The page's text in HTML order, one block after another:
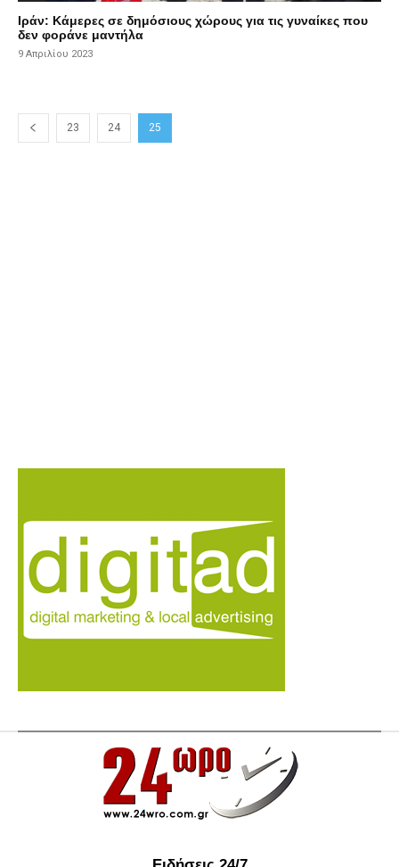
Ιράν: Kάμερες σε δημόσιους χώρους για τις γυναίκες που
δεν φοράνε μαντήλα
9 Απριλίου 2023
23 24 25